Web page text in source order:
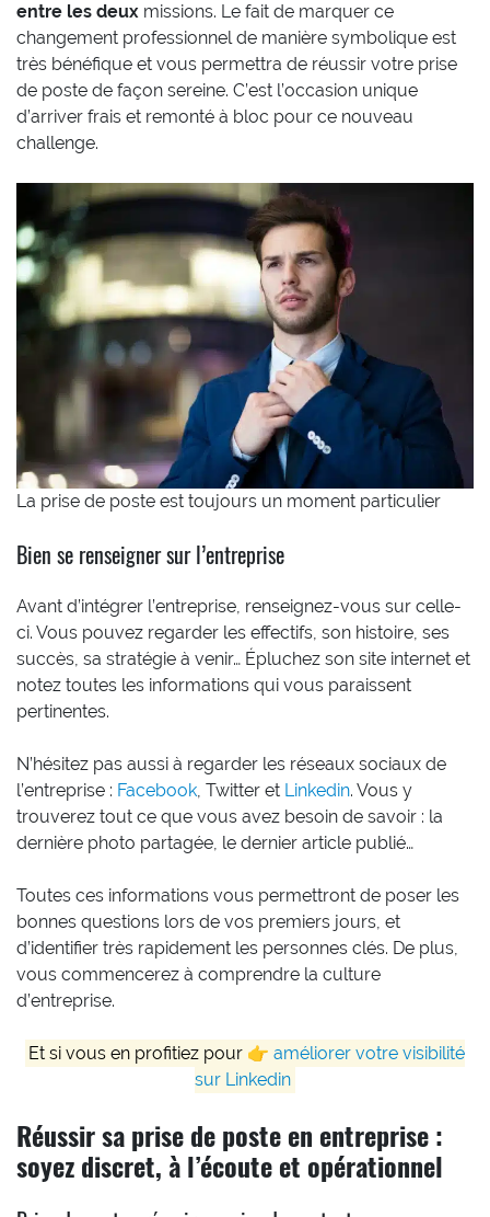
entre les deux missions. Le fait de marquer ce
changement professionnel de manière symbolique est
très bénéfique et vous permettra de réussir votre prise
de poste de façon sereine. C’est l’occasion unique
d’arriver frais et remonté à bloc pour ce nouveau
challenge.
La prise de poste est toujours un moment particulier
Bien se renseigner sur l’entreprise
Avant d’intégrer l’entreprise, renseignez-vous sur celle-
ci. Vous pouvez regarder les effectifs, son histoire, ses
succès, sa stratégie à venir… Épluchez son site internet et
notez toutes les informations qui vous paraissent
pertinentes.
N’hésitez pas aussi à regarder les réseaux sociaux de
l’entreprise : Facebook, Twitter et Linkedin. Vous y
trouverez tout ce que vous avez besoin de savoir : la
dernière photo partagée, le dernier article publié…
Toutes ces informations vous permettront de poser les
bonnes questions lors de vos premiers jours, et
d’identifier très rapidement les personnes clés. De plus,
vous commencerez à comprendre la culture
d’entreprise.
Et si vous en profitiez pour 👉améliorer votre visibilité
sur Linkedin
Réussir sa prise de poste en entreprise :
soyez discret, à l’écoute et opérationnel